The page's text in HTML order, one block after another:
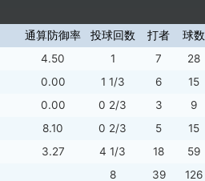
通算防御率 投球回数 打者 球数
4.50 1 7 28
0.00 1 1/3 6 15
0.00 0 2/3 3 9
8.10 0 2/3 5 15
3.27 4 1/3 18 59
8 39 126